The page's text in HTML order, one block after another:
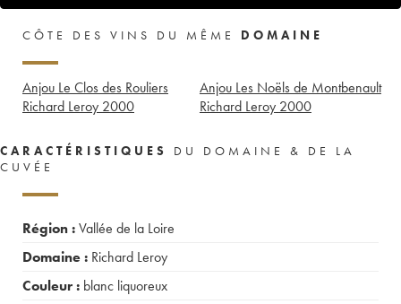
CÔTE DES VINS DU MÊME DOMAINE
Anjou Le Clos des Rouliers
Richard Leroy 2000
Anjou Les Noëls de Montbenault
Richard Leroy 2000
CARACTÉRISTIQUES
DU DOMAINE & DE LA
CUVÉE
Région :Vallée de la Loire
Domaine : Richard Leroy
Couleur : blanc liquoreux